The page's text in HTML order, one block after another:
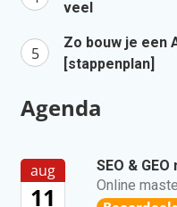
veel
Zo bouw je een
[stappenplan]
Agenda
aug
11
SEO &
Online